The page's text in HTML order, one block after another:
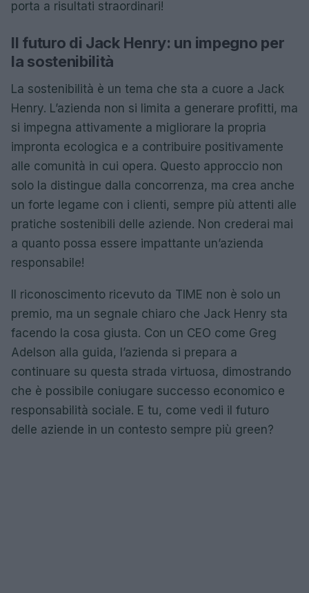
porta a risultati straordinari!
Il futuro di Jack Henry: un impegno per
la sostenibilità
La sostenibilità è un tema che sta a cuore a Jack
Henry. L’azienda non si limita a generare profitti, ma
si impegna attivamente a migliorare la propria
impronta ecologica e a contribuire positivamente
alle comunità in cui opera. Questo approccio non
solo la distingue dalla concorrenza, ma crea anche
un forte legame con i clienti, sempre più attenti alle
pratiche sostenibili delle aziende. Non crederai mai
a quanto possa essere impattante un’azienda
responsabile!
Il riconoscimento ricevuto da TIME non è solo un
premio, ma un segnale chiaro che Jack Henry sta
facendo la cosa giusta. Con un CEO come Greg
Adelson alla guida, l’azienda si prepara a
continuare su questa strada virtuosa, dimostrando
che è possibile coniugare successo economico e
responsabilità sociale. E tu, come vedi il futuro
delle aziende in un contesto sempre più green?